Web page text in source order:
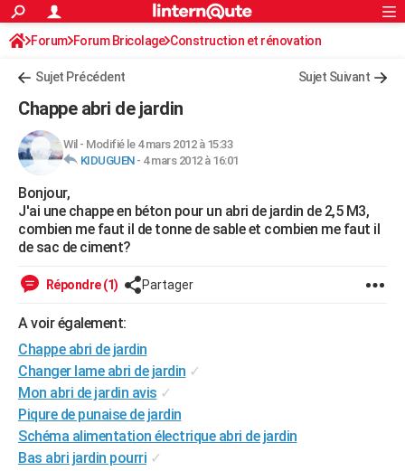
ACTUALITÉS
Politique
Société
Faits Divers
Education
Monde
Villes
+
FINANCE
Retraite
Impôts
Epargne
Immobilier
Risques naturels par ville
Banque
Assurance
Crédit
AUTO
Essais
Réserver un essai
Citadines
Berlines
SUV
Forum auto
+HIGH-TECH
Mobiles
Meilleur smartphone
Internet
Ordinateurs
Jeux vidéo
Guide high-tech
+BRICOLAGE
Forum
Aménagement intérieur
Extérieur
Cuisine
Salle de bains
Jardinage
Rangement
WEEK-END
LIFESTYLE
Art de vivre
Bien-être
Loisirs
Mode
Modes de vie
SANTE
Alimentation
Guide de la santé
Maladies
Médicaments
Sommeil
VOYAGE
Destinations
City break
Voyage nature
Voyage de noces
Forum
Climat
+PHOTO
GUIDES D'ACHAT
Rechercher
S'inscrire
Connexion
Forum Forum Bricolage Construction et rénovation
Sujet Précédent Sujet Suivant
Chappe abri de jardin
Wil - Modifié le 4 mars 2012 à 15:33
KIDUGUEN- 4 mars 2012 à 16:01
Bonjour,
J'ai une chappe en béton pour un abri de jardin de 2,5 M3,
combien me faut il de tonne de sable et combien me faut il
de sac de ciment?
Répondre (1) Partager
A voir également:
Chappe abri de jardin
Changer lame abri de jardin ✓
Mon abri de jardin avis ✓
Piqure de punaise de jardin
Schéma alimentation électrique abri de jardin
Bas abri jardin pourri ✓